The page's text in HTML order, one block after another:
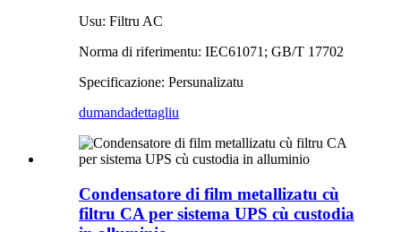
Usu: Filtru AC
Norma di riferimentu: IEC61071; GB/T 17702
Specificazione: Persunalizatu
dumandadettagliu
Condensatore di film metallizatu cù
filtru CA per sistema UPS cù custodia